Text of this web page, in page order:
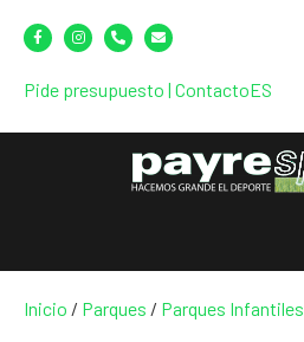
Pide presupuesto | ContactoES
Inicio / Parques / Parques Infantiles